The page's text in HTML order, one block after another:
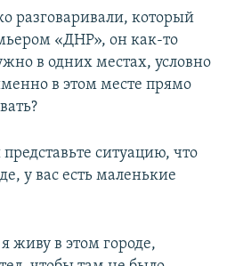
разговаривали, который
«ДНР», он как-то
в одних местах, условно
в этом месте прямо
ситуацию, что
у вас есть маленькие
живу в этом городе,